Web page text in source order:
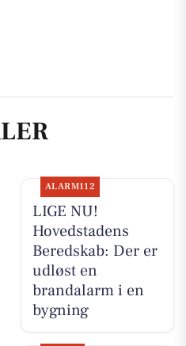
ALARM112
LIGE NU!
Hovedstadens
Beredskab: Der er
udløst en
brandalarm i en
bygning